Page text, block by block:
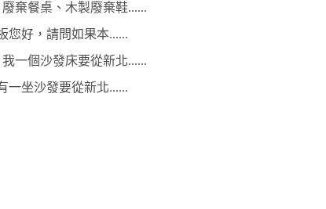
廢棄餐桌、木製廢棄鞋......
您好，請問如果本......
我一個沙發床要從新北......
一坐沙發要從新北......